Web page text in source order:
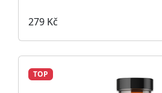
279 Kč
TOP